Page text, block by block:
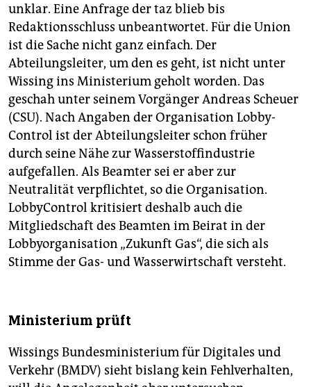
unklar. Eine Anfrage der taz blieb bis
Redaktionsschluss unbeantwortet. Für die Union
ist die Sache nicht ganz einfach. Der
Abteilungsleiter, um den es geht, ist nicht unter
Wissing ins Ministerium geholt worden. Das
geschah unter seinem Vorgänger Andreas Scheuer
(CSU). Nach Angaben der Organisation Lobby­
Control ist der Abteilungsleiter schon früher
durch seine Nähe zur Wasserstoffindustrie
aufgefallen. Als Beamter sei er aber zur
Neutralität verpflichtet, so die Organisation.
LobbyControl kritisiert deshalb auch die
Mitgliedschaft des Beamten im Beirat in der
Lobbyorganisation „Zukunft Gas“, die sich als
Stimme der Gas- und Wasserwirtschaft versteht.
Ministerium prüft
Wissings Bundesministerium für Digitales und
Verkehr (BMDV) sieht bislang kein Fehlverhalten,